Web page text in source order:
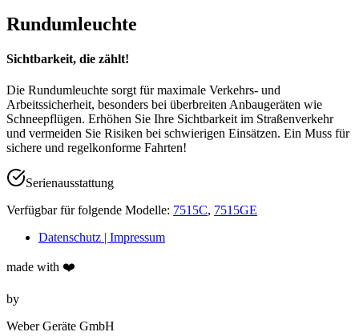
Rundumleuchte
Sichtbarkeit, die zählt!
Die Rundumleuchte sorgt für maximale Verkehrs- und
Arbeitssicherheit, besonders bei überbreiten Anbaugeräten wie
Schneepflügen. Erhöhen Sie Ihre Sichtbarkeit im Straßenverkehr
und vermeiden Sie Risiken bei schwierigen Einsätzen. Ein Muss für
sichere und regelkonforme Fahrten!
Serienausstattung
Verfügbar für folgende Modelle: 7515C, 7515GE
Datenschutz | Impressum
made with ❤️
by
Weber Geräte GmbH